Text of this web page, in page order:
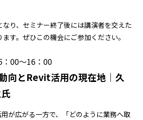
り、セミナー終了後には講演者を交えた
す。ぜひこの機会にご参加ください。
00～16：00
向とRevit活用の現在地｜久
が広がる一方で、「どのように業務へ取